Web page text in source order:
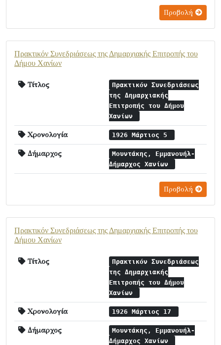
Προβολή
Πρακτικόν Συνεδριάσεως της Δημαρχιακής Επιτροπής του
Δήμου Χανίων
Τίτλος
Πρακτικόν Συνεδριάσεως
της Δημαρχιακής
Επιτροπής του Δήμου
Χανίων
Χρονολογία 1926 Μάρτιος 5
Δήμαρχος
Μουντάκης, Εμμανουήλ-
Δήμαρχος Χανίων
Προβολή
Πρακτικόν Συνεδριάσεως της Δημαρχιακής Επιτροπής του
Δήμου Χανίων
Τίτλος
Πρακτικόν Συνεδριάσεως
της Δημαρχιακής
Επιτροπής του Δήμου
Χανίων
Χρονολογία 1926 Μάρτιος 17
Δήμαρχος
Μουντάκης, Εμμανουήλ-
Δήμαρχος Χανίων